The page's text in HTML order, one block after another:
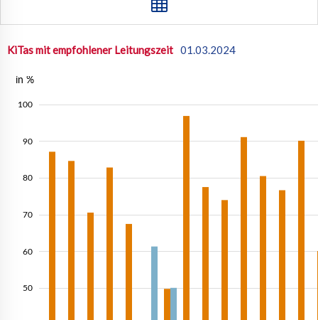
KiTas mit empfohlener Leitungszeit 01.03.2024
50
60
70
80
90
100
in %